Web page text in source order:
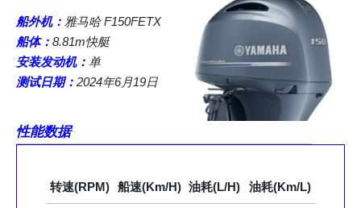
船外机： 雅马哈 F150FETX
船体： 8.81m快艇
安装发动机： 单
测试日期： 2024年6月19日
性能数据
转速(RPM) 船速(Km/H) 油耗(L/H) 油耗(Km/L)